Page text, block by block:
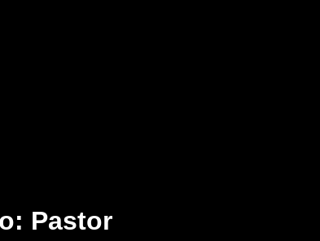
Pastor